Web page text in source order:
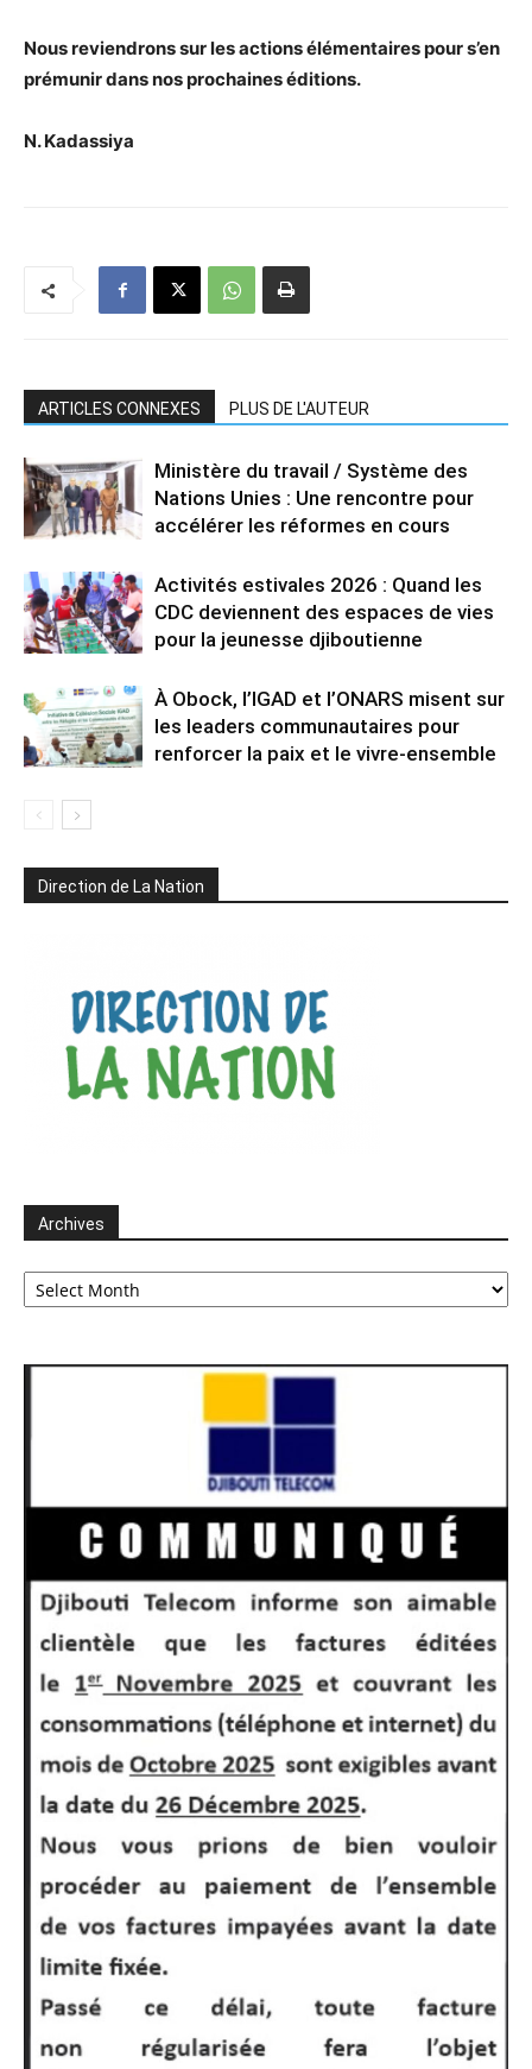
Nous reviendrons sur les actions élémentaires pour s’en
prémunir dans nos prochaines éditions.
N. Kadassiya
ARTICLES CONNEXES PLUS DE L'AUTEUR
Ministère du travail / Système des
Nations Unies : Une rencontre pour
accélérer les réformes en cours
Activités estivales 2026 : Quand les
CDC deviennent des espaces de vies
pour la jeunesse djiboutienne
À Obock, l’IGAD et l’ONARS misent sur
les leaders communautaires pour
renforcer la paix et le vivre-ensemble
Direction de La Nation
Archives
Archives